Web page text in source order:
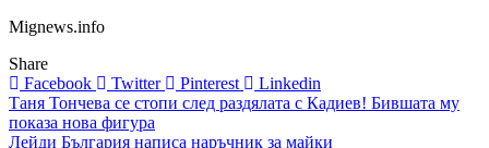
Mignews.info
Share
Facebook
Twitter Pinterest Linkedin
Навигация
Таня Тончева се стопи след раздялата с Кадиев! Бившата му
показа нова фигура
Лейди България написа наръчник за майки